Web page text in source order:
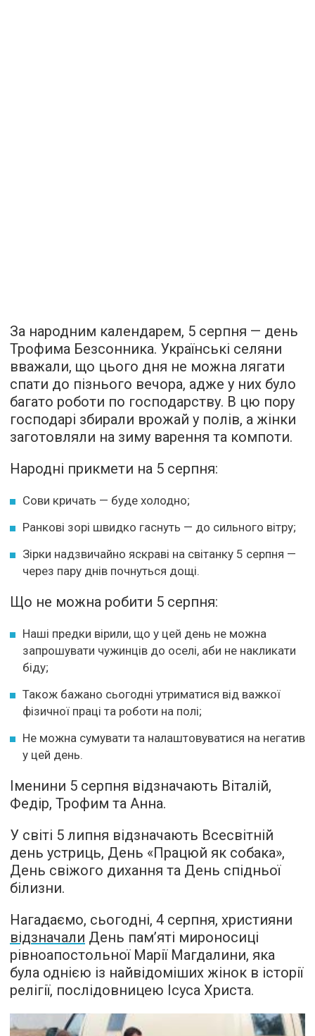
За народним календарем, 5 серпня — день
Трофима Безсонника. Українські селяни
вважали, що цього дня не можна лягати
спати до пізнього вечора, адже у них було
багато роботи по господарству. В цю пору
господарі збирали врожай у полів, а жінки
заготовляли на зиму варення та компоти.
Народні прикмети на 5 серпня:
Сови кричать — буде холодно;
Ранкові зорі швидко гаснуть — до сильного вітру;
Зірки надзвичайно яскраві на світанку 5 серпня —
через пару днів почнуться дощі.
Що не можна робити 5 серпня:
Наші предки вірили, що у цей день не можна
запрошувати чужинців до оселі, аби не накликати
біду;
Також бажано сьогодні утриматися від важкої
фізичної праці та роботи на полі;
Не можна сумувати та налаштовуватися на негатив
у цей день.
Іменини 5 серпня відзначають Віталій,
Федір, Трофим та Анна.
У світі 5 липня відзначають Всесвітній
день устриць, День «Працюй як собака»,
День свіжого дихання та День спідньої
білизни.
Нагадаємо, сьогодні, 4 серпня, християни
відзначали День пам’яті мироносиці
рівноапостольної Марії Магдалини, яка
була однією із найвідоміших жінок в історії
релігії, послідовницею Ісуса Христа.